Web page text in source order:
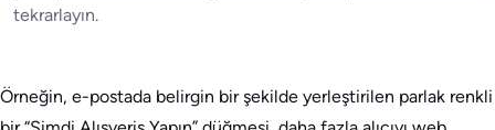
tekrarlayın.
Örneğin, e-postada belirgin bir şekilde yerleştirilen parlak renkli